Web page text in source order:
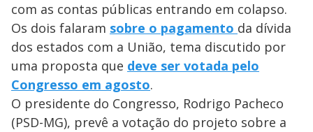
com as contas públicas entrando em colapso.
Os dois falaram sobre o pagamento da dívida
dos estados com a União, tema discutido por
uma proposta que deve ser votada pelo
Congresso em agosto.
O presidente do Congresso, Rodrigo Pacheco
(PSD-MG), prevê a votação do projeto sobre a